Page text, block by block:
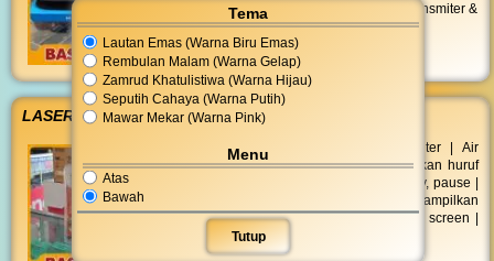
Tema
Lautan Emas (Warna Biru Emas)
Rembulan Malam (Warna Gelap)
Zamrud Khatulistiwa (Warna Hijau)
Seputih Cahaya (Warna Putih)
Mawar Mekar (Warna Pink)
Menu
Atas
Bawah
Tutup
bisa pakai Termasuk : 1 Unit Presenter (Transmiter &
LASER POINTER MT02 | SANUR PRO SN03
Plug and play 2.4GHz Wireless Presenter | Air
mouse | Keyboard virtual untuk memasukkan huruf
langsung | Kontrol multimedia volume, play, pause |
Tombol mengganti window dan menampilkan
desktop | Page up / down, play atau black screen |
Baterai AAA x 2